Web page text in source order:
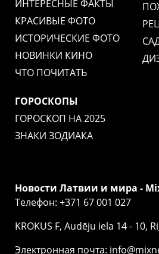
ИНТЕРЕСНЫЕ ФАКТЫ
КРАСИВЫЕ ФОТО
ИСТОРИЧЕСКИЕ ФОТО
НОВИНКИ КИНО
ЧТО ПОЧИТАТЬ
ГОРОСКОПЫ
ГОРОСКОП НА 2025
ЗНАКИ ЗОДИАКА
Новости Латвии и мира -
Телефон: +371 67 001 027
KROKUS F, Audēju iela 14 - 10,
Электронная почта: